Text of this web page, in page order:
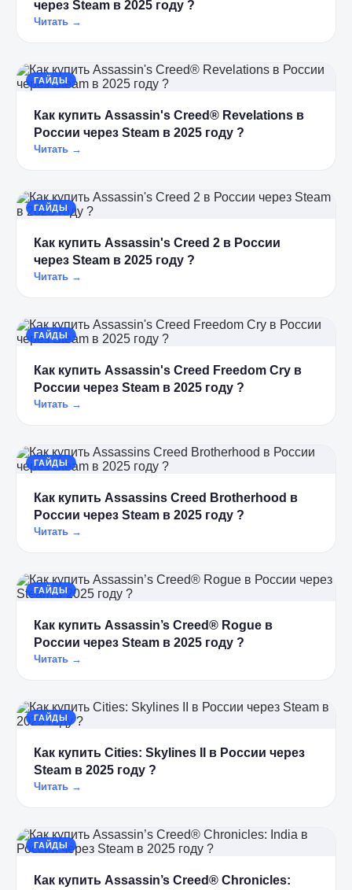
через Steam в 2025 году ?
Читать →
ГАЙДЫ
Как купить Assassin's Creed® Revelations в
России через Steam в 2025 году ?
Читать →
ГАЙДЫ
Как купить Assassin's Creed 2 в России
через Steam в 2025 году ?
Читать →
ГАЙДЫ
Как купить Assassin's Creed Freedom Cry в
России через Steam в 2025 году ?
Читать →
ГАЙДЫ
Как купить Assassins Creed Brotherhood в
России через Steam в 2025 году ?
Читать →
ГАЙДЫ
Как купить Assassin’s Creed® Rogue в
России через Steam в 2025 году ?
Читать →
ГАЙДЫ
Как купить Cities: Skylines II в России через
Steam в 2025 году ?
Читать →
ГАЙДЫ
Как купить Assassin’s Creed® Chronicles: